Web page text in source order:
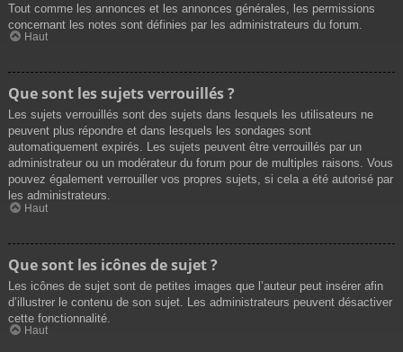
Tout comme les annonces et les annonces générales, les permissions
concernant les notes sont définies par les administrateurs du forum.
Haut
Que sont les sujets verrouillés ?
Les sujets verrouillés sont des sujets dans lesquels les utilisateurs ne
peuvent plus répondre et dans lesquels les sondages sont
automatiquement expirés. Les sujets peuvent être verrouillés par un
administrateur ou un modérateur du forum pour de multiples raisons. Vous
pouvez également verrouiller vos propres sujets, si cela a été autorisé par
les administrateurs.
Haut
Que sont les icônes de sujet ?
Les icônes de sujet sont de petites images que l’auteur peut insérer afin
d’illustrer le contenu de son sujet. Les administrateurs peuvent désactiver
cette fonctionnalité.
Haut